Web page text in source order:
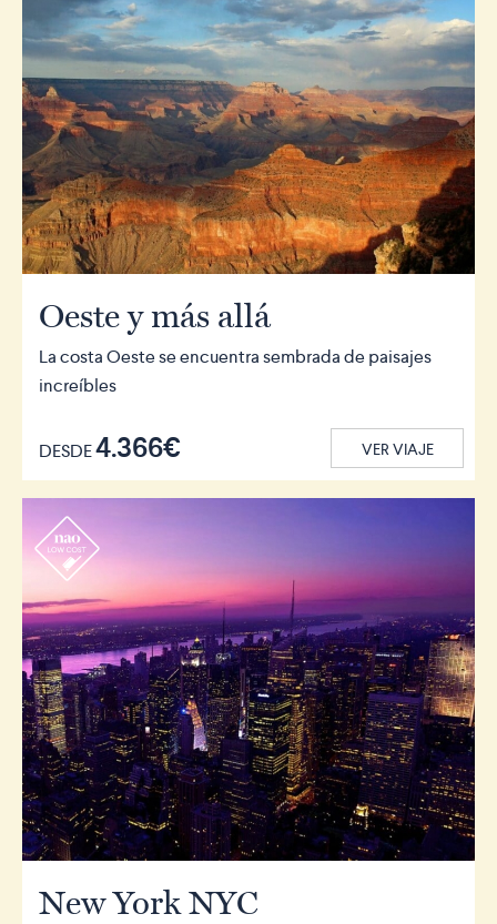
Oeste y más allá
La costa Oeste se encuentra sembrada de paisajes
increíbles
DESDE4.366€ VER VIAJE
r
New York NYC